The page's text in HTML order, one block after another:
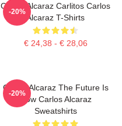
Carlos Alcaraz Carlitos Carlos
Alcaraz T-Shirts
€ 24,38 - € 28,06
-20%
Carlos Alcaraz The Future Is
Now Carlos Alcaraz
Sweatshirts
-20%